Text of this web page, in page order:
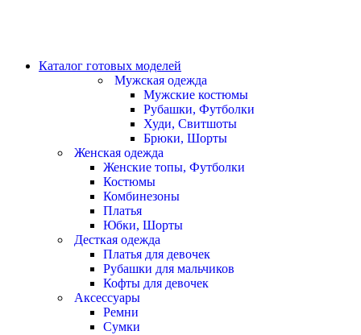
Каталог готовых моделей
Мужская одежда
Мужские костюмы
Рубашки, Футболки
Худи, Свитшоты
Брюки, Шорты
Женская одежда
Женские топы, Футболки
Костюмы
Комбинезоны
Платья
Юбки, Шорты
Десткая одежда
Платья для девочек
Рубашки для мальчиков
Кофты для девочек
Аксессуары
Ремни
Сумки